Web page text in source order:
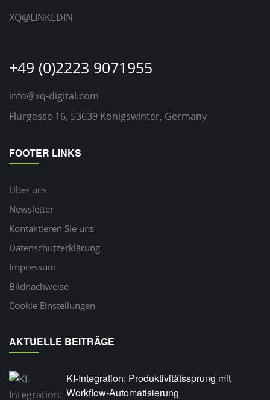
XQ@LINKEDIN
+49 (0)2223 9071955
info@xq-digital.com
Flurgasse 16, 53639 Königswinter, Germany
FOOTER LINKS
Über uns
Newsletter
Kontaktieren Sie uns
Datenschutzerklärung
Impressum
Bildnachweise
Cookie Einstellungen
AKTUELLE BEITRÄGE
KI-Integration: Produktivitätssprung mit
Workflow-Automatisierung